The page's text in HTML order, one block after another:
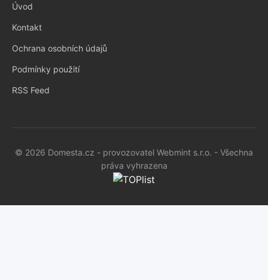
Úvod
Kontakt
Ochrana osobních údajů
Podmínky použití
RSS Feed
© 2026 Domesta.cz - provozovatel Webmint s.r.o. - Všechna
práva vyhrazena